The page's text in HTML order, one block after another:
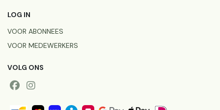
LOG IN
VOOR ABONNEES
VOOR MEDEWERKERS
VOLG ONS